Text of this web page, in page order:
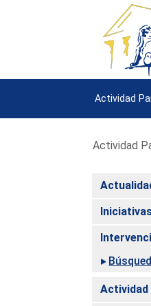
Actividad
Actividad